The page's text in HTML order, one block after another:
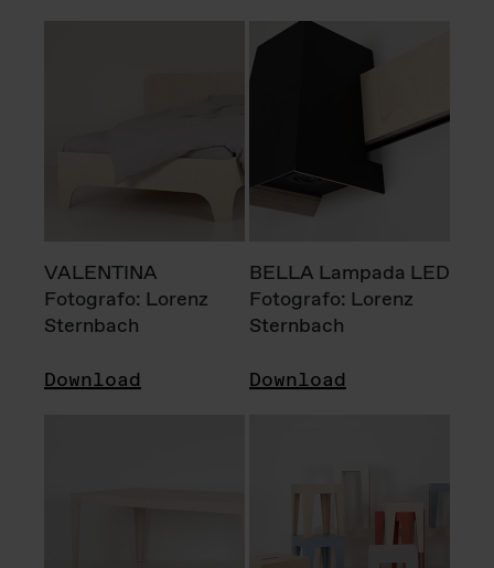
VALENTINA
Fotografo: Lorenz
Sternbach
Download
BELLA Lampada LED
Fotografo: Lorenz
Sternbach
Download